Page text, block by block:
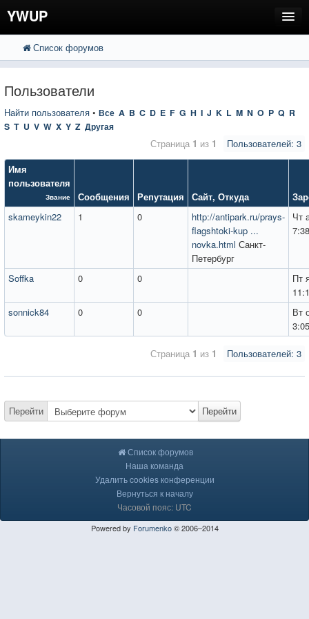
YWUP
FAQ
Вход
Список форумов
Пользователи
Найти пользователя • Все A B C D E F G H I J K L M N O P Q R
S T U V W X Y Z Другая
Пользователей: 3
Страница 1 из 1
Имя
пользователя
Звание Сообщения Репутация Сайт, Откуда
skameykin22
1 0
http://antipark.ru/prays-
flagshtoki-kup ...
novka.html Санкт-
Петербург
Чт
Soffka 0 0
Пт
sonnick84
0 0
Вт
Пользователей: 3
Страница 1 из 1
Перейти Перейти
Список форумов
Наша команда
Удалить cookies конференции
Вернуться к началу
Часовой пояс: UTC
Powered by Forumenko© 2006–2014